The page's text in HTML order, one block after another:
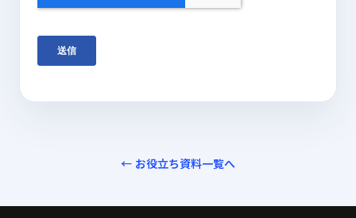
← お役立ち資料一覧へ